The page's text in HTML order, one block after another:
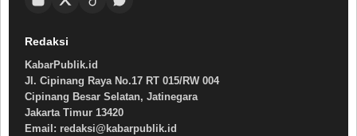
Redaksi
KabarPublik.id
Jl. Cipinang Raya No.17 RT 015/RW 004
Cipinang Besar Selatan, Jatinegara
Jakarta Timur 13420
Email: redaksi@kabarpublik.id